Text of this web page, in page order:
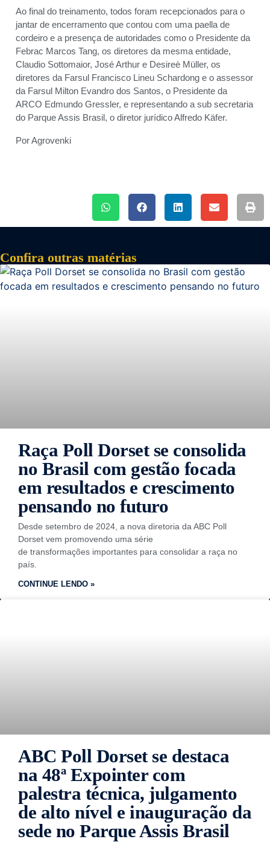
Ao final do treinamento, todos foram recepcionados para o
jantar de encerramento que contou com uma paella de
cordeiro e a presença de autoridades como o Presidente da
Febrac Marcos Tang, os diretores da mesma entidade,
Claudio Sottomaior, José Arthur e Desireè Müller, os
diretores da Farsul Francisco Lineu Schardong e o assessor
da Farsul Milton Evandro dos Santos, o Presidente da
ARCO Edmundo Gressler, e representando a sub secretaria
do Parque Assis Brasil, o diretor jurídico Alfredo Käfer.
Por Agrovenki
Confira outras matérias
Raça Poll Dorset se consolida
no Brasil com gestão focada
em resultados e crescimento
pensando no futuro
Desde setembro de 2024, a nova diretoria da ABC Poll
Dorset vem promovendo uma série
de transformações importantes para consolidar a raça no
país.
CONTINUE LENDO »
ABC Poll Dorset se destaca
na 48ª Expointer com
palestra técnica, julgamento
de alto nível e inauguração da
sede no Parque Assis Brasil